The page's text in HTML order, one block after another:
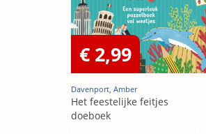
€ 2,99
Davenport, Amber
Het feestelijke feitjes
doeboek